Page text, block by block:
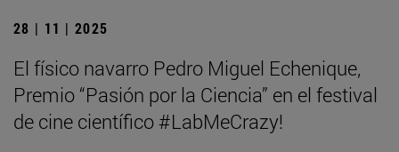
28 | 11 | 2025
El físico navarro Pedro Miguel Echenique,
Premio “Pasión por la Ciencia” en el festival
de cine científico #LabMeCrazy!